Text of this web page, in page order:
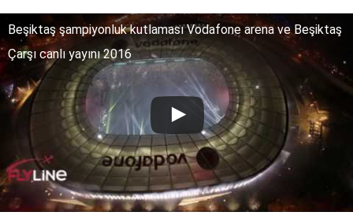
Beşiktaş şampiyonluk kutlaması Vodafone arena ve Beşiktaş
Çarşı canlı yayını 2016